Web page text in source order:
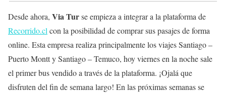
Desde ahora, Via Turse empieza a integrar a la plataforma de
Recorrido.clcon la posibilidad de comprar sus pasajes de forma
online. Esta empresa realiza principalmente los viajes Santiago –
Puerto Montt y Santiago – Temuco, hoy viernes en la noche sale
el primer bus vendido a través de la plataforma. ¡Ojalá que
disfruten del fin de semana largo! En las próximas semanas se